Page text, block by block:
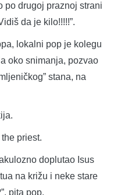
po drugoj praznoj strani
da je kilo!!!!!”.
lokalni pop je kolegu
oko snimanja, pozvao
stana, na
priest.
doplutao Isus
na križu i neke stare
pita pop.